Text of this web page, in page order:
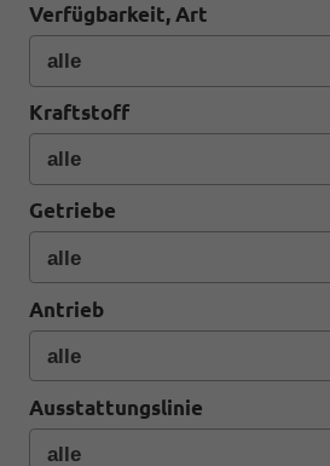
Verfügbarkeit, Art
Kraftstoff
Getriebe
Antrieb
Ausstattungslinie